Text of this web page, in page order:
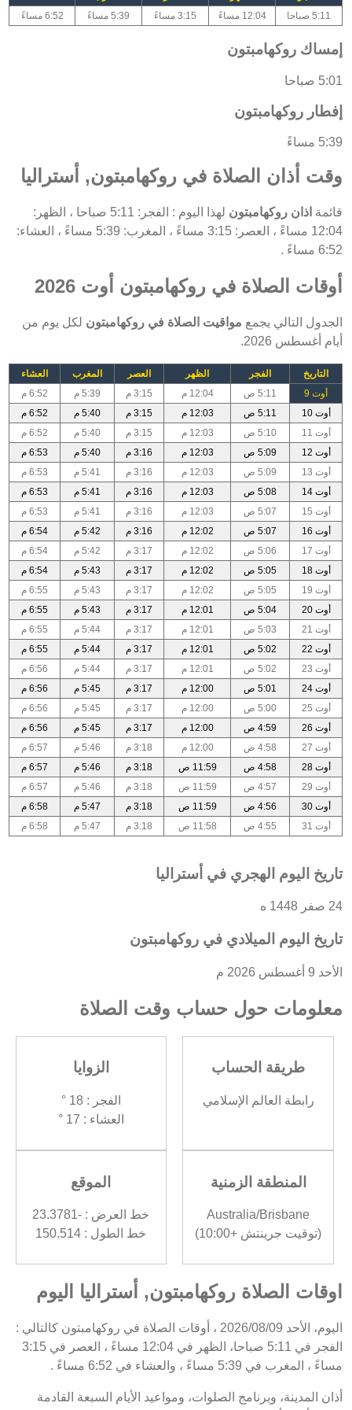
5:11 صباحا
12:04 مساءً 3:15 مساءً 5:39 مساءً 6:52 مساءً
إمساك روكهامبتون
5:01 صباحا
إفطار روكهامبتون
5:39 مساءً
وقت أذان الصلاة في روكهامبتون, أستراليا
قائمة اذان روكهامبتون
لهذا اليوم : الفجر: 5:11 صباحا ، الظهر:
12:04 مساءً ، العصر: 3:15 مساءً ، المغرب: 5:39 مساءً ، العشاء:
6:52 مساءً .
أوقات الصلاة في روكهامبتون أوت 2026
الجدول التالي يجمع مواقيت الصلاة في روكهامبتون لكل يوم من
أيام أغسطس 2026.
التاريخ الفجر الظهر العصر المغرب
العشاء
أوت 9
5:11 ص 12:04 م 3:15 م 5:39 م
6:52 م
أوت 10
5:11 ص 12:03 م 3:15 م 5:40 م
6:52 م
أوت 11
5:10 ص 12:03 م 3:15 م 5:40 م
6:52 م
أوت 12
5:09 ص 12:03 م 3:16 م 5:40 م
6:53 م
أوت 13
5:09 ص 12:03 م 3:16 م 5:41 م
6:53 م
أوت 14
5:08 ص 12:03 م 3:16 م 5:41 م
6:53 م
أوت 15
5:07 ص 12:03 م 3:16 م 5:41 م
6:53 م
أوت 16
5:07 ص 12:02 م 3:16 م 5:42 م
6:54 م
أوت 17
5:06 ص 12:02 م 3:17 م 5:42 م
6:54 م
أوت 18
5:05 ص 12:02 م 3:17 م 5:43 م
6:54 م
أوت 19
5:05 ص 12:02 م 3:17 م 5:43 م
6:55 م
أوت 20
5:04 ص 12:01 م 3:17 م 5:43 م
6:55 م
أوت 21
5:03 ص 12:01 م 3:17 م 5:44 م
6:55 م
أوت 22
5:02 ص 12:01 م 3:17 م 5:44 م
6:55 م
أوت 23
5:02 ص 12:01 م 3:17 م 5:44 م
6:56 م
أوت 24
5:01 ص 12:00 م 3:17 م 5:45 م
6:56 م
أوت 25
5:00 ص 12:00 م 3:17 م 5:45 م
6:56 م
أوت 26
4:59 ص 12:00 م 3:17 م 5:45 م
6:56 م
أوت 27
4:58 ص 12:00 م 3:18 م 5:46 م
6:57 م
أوت 28
4:58 ص 11:59 ص 3:18 م 5:46 م
6:57 م
أوت 29
4:57 ص 11:59 ص 3:18 م 5:46 م
6:57 م
أوت 30
4:56 ص 11:59 ص 3:18 م 5:47 م
6:58 م
أوت 31
4:55 ص 11:58 ص 3:18 م 5:47 م 6:58 م
تاريخ اليوم الهجري في أستراليا
24 صفر 1448 ه
تاريخ اليوم الميلادي في روكهامبتون
الأحد 9 أغسطس 2026 م
معلومات حول حساب وقت الصلاة
طريقة الحساب
رابطة العالم الإسلامي
الزوايا
الفجر : 18 °
العشاء : 17 °
المنطقة الزمنية
Australia/Brisbane
(توقيت جرينتش +10:00)
الموقع
خط العرض : -23.3781
خط الطول : 150.514
اوقات الصلاة روكهامبتون, أستراليا اليوم
اليوم، الأحد 2026/08/09 ، أوقات الصلاة في روكهامبتون كالتالي :
الفجر في 5:11 صباحا، الظهر في 12:04 مساءً ، العصر في 3:15
مساءً ، المغرب في 5:39 مساءً ، والعشاء في 6:52 مساءً .
أذان المدينة، وبرنامج الصلوات، ومواعيد الأيام السبعة القادمة